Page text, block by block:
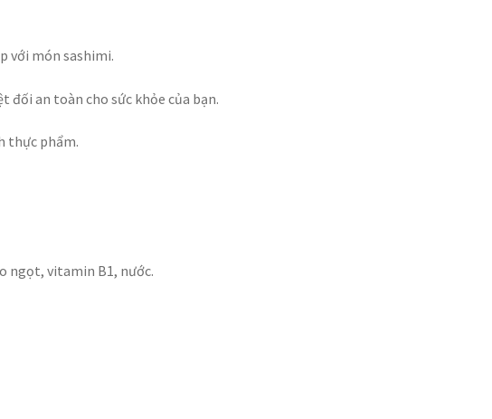
với món sashimi.
đối an toàn cho sức khỏe của bạn.
thực phẩm.
ngọt, vitamin B1, nước.